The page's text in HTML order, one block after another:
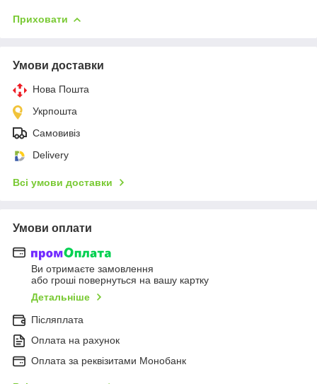
Приховати
Умови доставки
Нова Пошта
Укрпошта
Самовивіз
Delivery
Всі умови доставки
Умови оплати
Ви отримаєте замовлення
або гроші повернуться на вашу картку
Детальніше
Післяплата
Оплата на рахунок
Оплата за реквізитами Монобанк